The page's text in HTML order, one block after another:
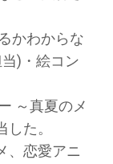
かわからな
)・絵コン
～真夏のメ
た。
恋愛アニ